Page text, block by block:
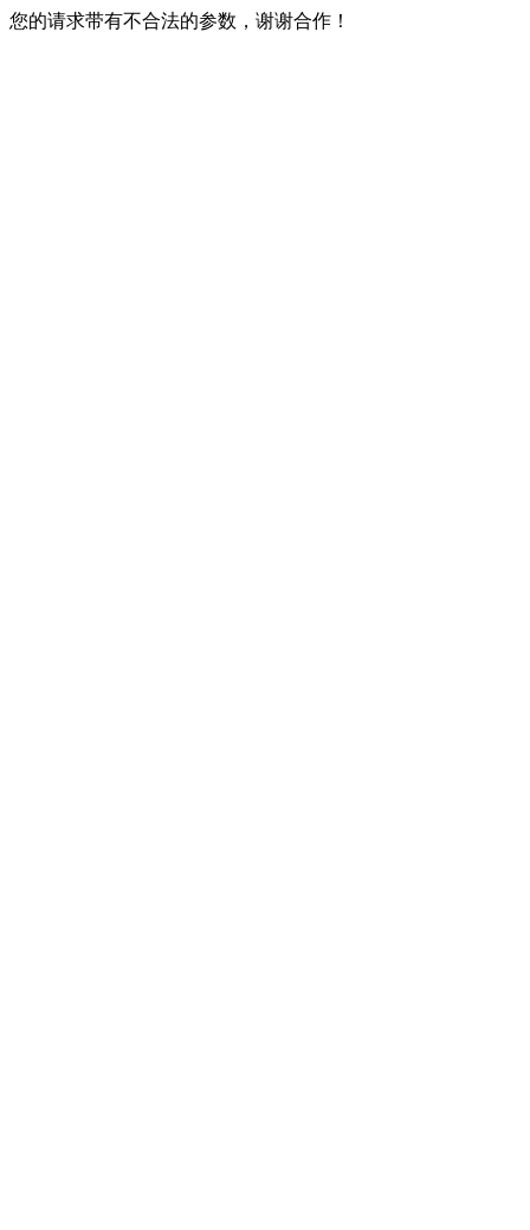
您的请求带有不合法的参数，谢谢合作！